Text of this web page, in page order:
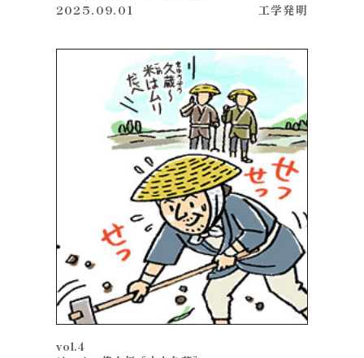
2025.09.01
工学発明
vol.4